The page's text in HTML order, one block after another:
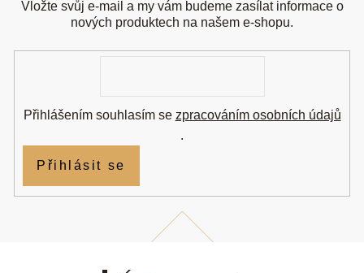
Vložte svůj e-mail a my vám budeme zasílat informace o
nových produktech na našem e-shopu.
Přihlášením souhlasím se zpracováním osobních údajů
.
Přihlásit se